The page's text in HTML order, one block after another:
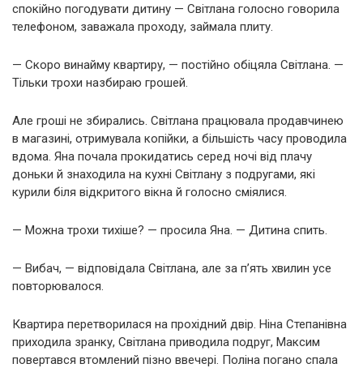
спокійно погодувати дитину — Світлана голосно говорила
телефоном, заважала проходу, займала плиту.
— Скоро винайму квартиру, — постійно обіцяла Світлана. —
Тільки трохи назбираю грошей.
Але гроші не збирались. Світлана працювала продавчинею
в магазині, отримувала копійки, а більшість часу проводила
вдома. Яна почала прокидатись серед ночі від плачу
доньки й знаходила на кухні Світлану з подругами, які
курили біля відкритого вікна й голосно сміялися.
— Можна трохи тихіше? — просила Яна. — Дитина спить.
— Вибач, — відповідала Світлана, але за п’ять хвилин усе
повторювалося.
Квартира перетворилася на прохідний двір. Ніна Степанівна
приходила зранку, Світлана приводила подруг, Максим
повертався втомлений пізно ввечері. Поліна погано спала